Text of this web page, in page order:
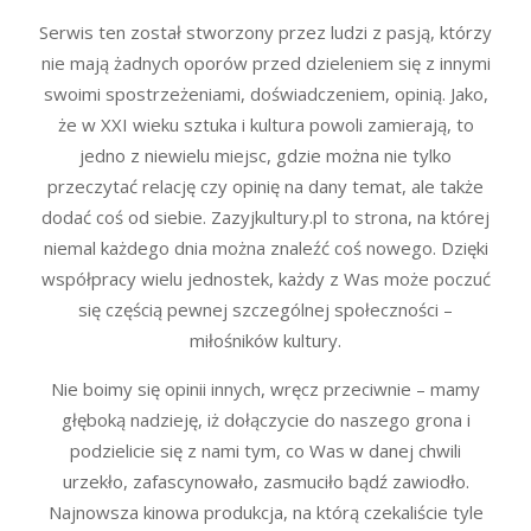
Serwis ten został stworzony przez ludzi z pasją, którzy
nie mają żadnych oporów przed dzieleniem się z innymi
swoimi spostrzeżeniami, doświadczeniem, opinią. Jako,
że w XXI wieku sztuka i kultura powoli zamierają, to
jedno z niewielu miejsc, gdzie można nie tylko
przeczytać relację czy opinię na dany temat, ale także
dodać coś od siebie. Zazyjkultury.pl to strona, na której
niemal każdego dnia można znaleźć coś nowego. Dzięki
współpracy wielu jednostek, każdy z Was może poczuć
się częścią pewnej szczególnej społeczności –
miłośników kultury.
Nie boimy się opinii innych, wręcz przeciwnie – mamy
głęboką nadzieję, iż dołączycie do naszego grona i
podzielicie się z nami tym, co Was w danej chwili
urzekło, zafascynowało, zasmuciło bądź zawiodło.
Najnowsza kinowa produkcja, na którą czekaliście tyle